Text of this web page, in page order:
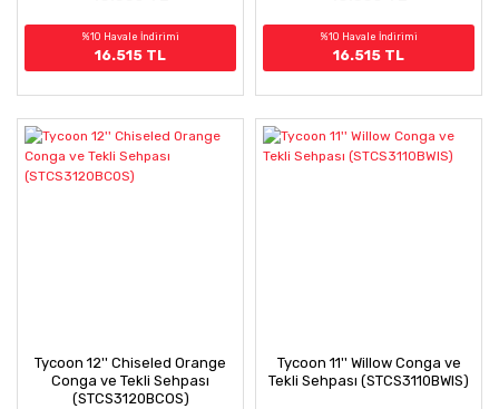
%10 Havale İndirimi
16.515 TL
%10 Havale İndirimi
16.515 TL
Tycoon 12'' Chiseled Orange
Conga ve Tekli Sehpası
(STCS3120BCOS)
Tycoon 11'' Willow Conga ve
Tekli Sehpası (STCS3110BWIS)